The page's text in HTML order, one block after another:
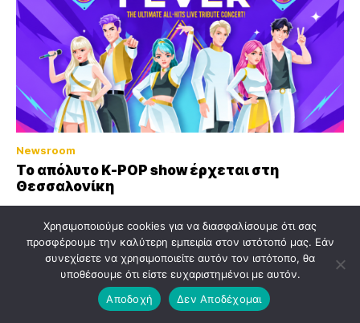
Newsroom
Το απόλυτο K-POP show έρχεται στη
Θεσσαλονίκη
Χρησιμοποιούμε cookies για να διασφαλίσουμε ότι σας
προσφέρουμε την καλύτερη εμπειρία στον ιστότοπό μας. Εάν
συνεχίσετε να χρησιμοποιείτε αυτόν τον ιστότοπο, θα
υποθέσουμε ότι είστε ευχαριστημένοι με αυτόν.
Αποδοχή
Δεν Αποδέχομαι